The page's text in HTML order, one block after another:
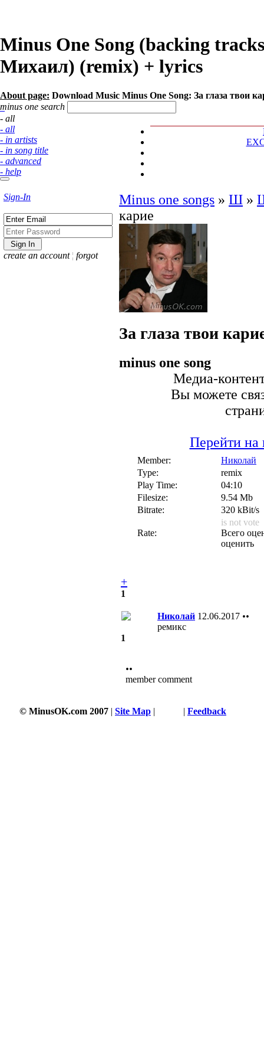
Minus One Song (backing
Михаил) (remix) + lyrics
About page: Download Music Minus One Song: За глаза твои
minus one search
- all
- all
- in artists
- in song title
- advanced
- help
Sign-In
create an account ¦ forgot
Minus one songs » Ш »
карие
За глаза твои
minus one song
Медиа-
Вы можете
Перейти на
Member:
Николай
Type:
remix
Play Time:
04:10
Filesize:
9.54 Mb
Bitrate:
320 kBit/s
Rate:
is not vote
Всего
оценить
+
1
Николай 12.06.2017 ••
ремикс
1
••
member comment
© MinusOK.com 2007 | Site Map | | Feedback